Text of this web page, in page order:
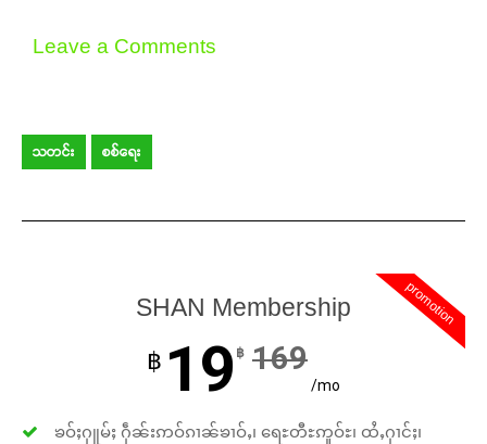
Leave a Comments
သတင်း စစ်ရေး
promotion
SHAN Membership
฿ 19 ฿ 169
/mo
ၶဝ်ႈႁူမ်ႈ ႁဵၼ်းဢဝ်ၵၢၼ်ၶၢဝ်ႇ၊ ရေႊတီႊဢူဝ်ႊ၊ ထႆႇႁၢင်ႈ၊